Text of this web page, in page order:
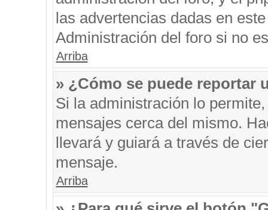
las advertencias dadas en
Administración del foro si no
Arriba
» ¿Cómo se puede reportar
Si la administración lo
mensajes cerca del mismo.
llevará y guiará a través de
mensaje.
Arriba